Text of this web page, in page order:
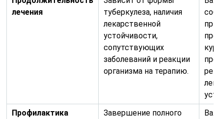
лечения
туберкулеза, наличия
лекарственной
устойчивости,
сопутствующих
заболеваний и реакции
организма на терапию.
Профилактика
Завершение полного